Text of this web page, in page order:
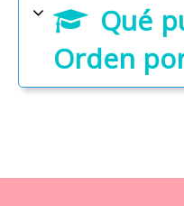
Qué
Orden